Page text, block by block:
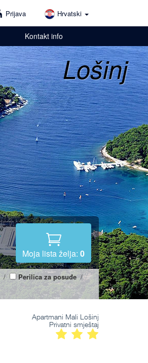
Prijava Hrvatski
Kontakt info
Lošinj
Moja lista želja: 0
/ Perilica za posuđe/
Apartmani Mali Lošinj
Privatni smještaj